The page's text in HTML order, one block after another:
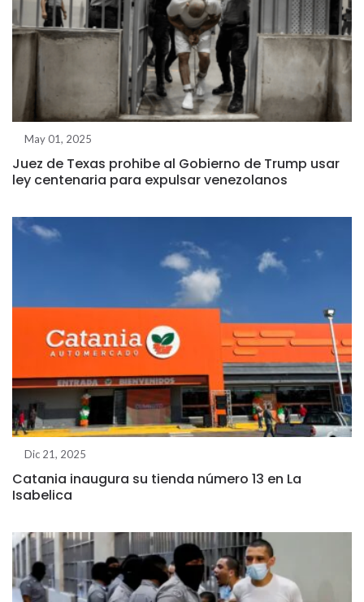
May 01, 2025
Juez de Texas prohibe al Gobierno de Trump usar
ley centenaria para expulsar venezolanos
Dic 21, 2025
Catania inaugura su tienda número 13 en La
Isabelica